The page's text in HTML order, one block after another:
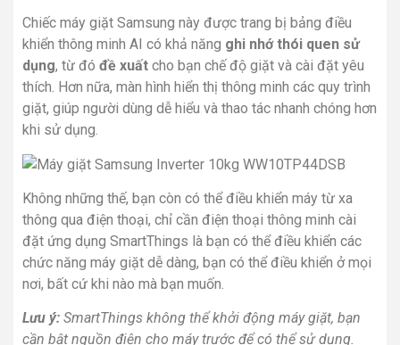
Chiếc máy giặt Samsung này được trang bị bảng điều
khiển thông minh AI có khả năng ghi nhớ thói quen sử
dụng, từ đó đề xuất cho bạn chế độ giặt và cài đặt yêu
thích. Hơn nữa, màn hình hiển thị thông minh các quy trình
giặt, giúp người dùng dễ hiểu và thao tác nhanh chóng hơn
khi sử dụng.
Không những thế, bạn còn có thể điều khiển máy từ xa
thông qua điện thoại, chỉ cần điện thoại thông minh cài
đặt ứng dụng SmartThings là bạn có thể điều khiển các
chức năng máy giặt dễ dàng, bạn có thể điều khiển ở mọi
nơi, bất cứ khi nào mà bạn muốn.
Lưu ý: SmartThings không thể khởi động máy giặt, bạn
cần bật nguồn điện cho máy trước để có thể sử dụng.